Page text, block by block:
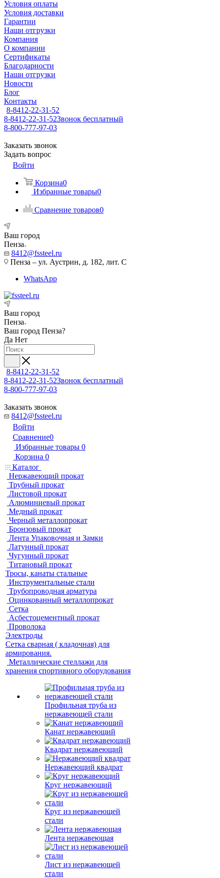
Условия оплаты
Условия доставки
Гарантии
Наши отгрузки
Компания
О компании
Сертификаты
Благодарности
Наши отгрузки
Новости
Блог
Контакты
8-8412-22-31-52
8-8412-22-31-52Звонок бесплатный
8-800-777-97-03
Заказать звонок
Задать вопрос
Войти
Корзина0
Избранные товары0
Сравнение товаров0
Ваш город
Пенза
8412@fssteel.ru
Пенза – ул. Аустрин, д. 182, лит. С
WhatsApp
Ваш город
Пенза
Ваш город Пенза?
Да Нет
8-8412-22-31-52
8-8412-22-31-52Звонок бесплатный
8-800-777-97-03
Заказать звонок
8412@fssteel.ru
Войти
Сравнение0
Избранные товары 0
Корзина 0
Каталог
Нержавеющий прокат
Трубный прокат
Листовой прокат
Алюминиевый прокат
Медный прокат
Черный металлопрокат
Бронзовый прокат
Лента Упаковочная и Замки
Латунный прокат
Чугунный прокат
Титановый прокат
Тросы, канаты стальные
Инструментальные стали
Трубопроводная арматура
Оцинкованный металлопрокат
Сетка
Асбестоцементный прокат
Проволока
Электроды
Сетка сварная ( кладочная) для
армирования.
Металлические стеллажи для
хранения спортивного оборудования
Профильная труба из
нержавеющей стали
Канат нержавеющий
Квадрат нержавеющий
Нержавеющий квадрат
Круг нержавеющий
Круг из нержавеющей
стали
Лента нержавеющая
Лист из нержавеющей
стали